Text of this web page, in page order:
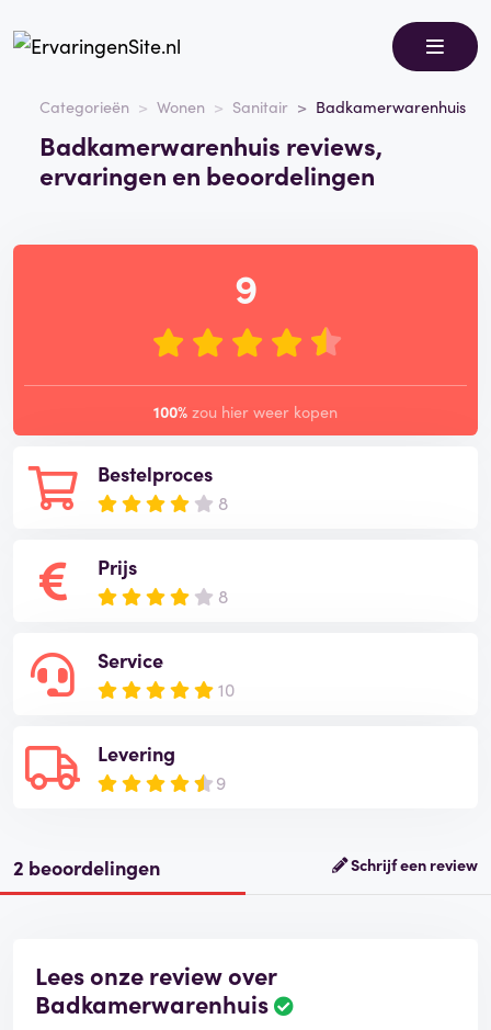
Categorieën Wonen Sanitair Badkamerwarenhuis
Badkamerwarenhuis reviews,
ervaringen en beoordelingen
Bestelproces
8
Prijs
8
Service
10
Levering
9
9
100% zou hier weer kopen
2 beoordelingen Schrijf een review
Lees onze review over
Badkamerwarenhuis
B